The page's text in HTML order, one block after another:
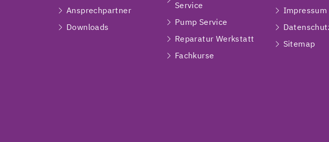
Ansprechpartner
Downloads
Service
Pump Service
Reparatur Werkstatt
Fachkurse
Impressum
Sitemap